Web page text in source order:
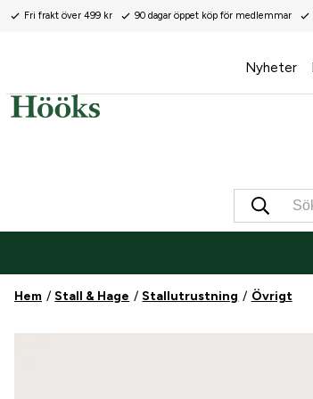
Fri frakt över 499 kr 90 dagar öppet köp för medlemmar
Nyheter
Hem Stall & Hage Stallutrustning Övrigt